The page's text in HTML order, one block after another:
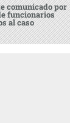
comunicado por
funcionarios
al caso